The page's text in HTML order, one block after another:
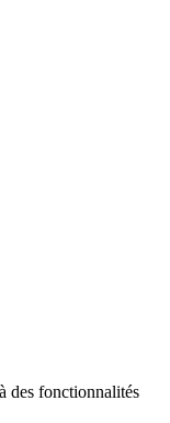
des fonctionnalités